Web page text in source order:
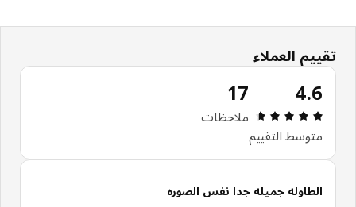
تقييم العملاء
4.6
مراجعة التقييم: 4.6 من أصل 5 النجوم. إجمالي المراجعات: 17
متوسط التقييم
17
ملاحظات
الطاوله جميله جدا نفس الصوره